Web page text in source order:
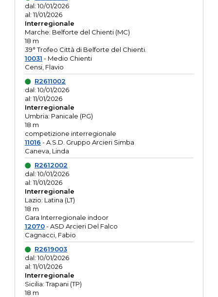
dal: 10/01/2026
al: 11/01/2026
Interregionale
Marche: Belforte del Chienti (MC)
18 m
39° Trofeo Città di Belforte del Chienti.
10031 - Medio Chienti
Censi, Flavio
R2611002
dal: 10/01/2026
al: 11/01/2026
Interregionale
Umbria: Panicale (PG)
18 m
competizione interregionale
11016 - A.S.D. Gruppo Arcieri Simba
Caneva, Linda
R2612002
dal: 10/01/2026
al: 11/01/2026
Interregionale
Lazio: Latina (LT)
18 m
Gara Interregionale indoor
12070- ASD Arcieri Del Falco
Cagnacci, Fabio
R2619003
dal: 10/01/2026
al: 11/01/2026
Interregionale
Sicilia: Trapani (TP)
18 m